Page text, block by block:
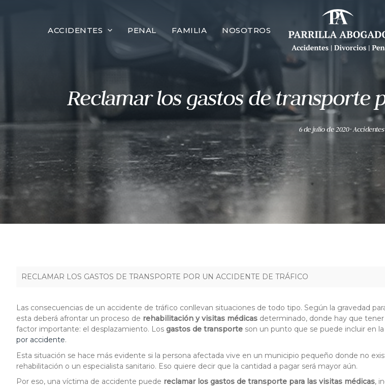
ACCIDENTES PENAL FAMILIA NOSOTROS
Reclamar los gastos de transporte
6 de julio de 2020· Accidentes
RECLAMAR LOS GASTOS DE TRANSPORTE POR UN ACCIDENTE DE TRÁFICO
Las consecuencias de un accidente de tráfico conllevan situaciones de todo tipo. Según la gravedad
esta deberá afrontar un proceso de rehabilitación y visitas médicas determinado, donde hay que
factor importante: el desplazamiento. Los gastos de transporte son un punto que se puede incluir en la
por accidente.
Esta situación se hace más evidente si la persona afectada vive en un municipio pequeño donde no
rehabilitación o un especialista sanitario. Eso quiere decir que la cantidad a pagar será mayor aún.
Por eso, una víctima de accidente puede reclamar los gastos de transporte para las visitas médicas,